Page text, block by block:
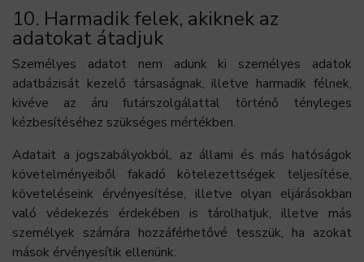
10. Harmadik felek, akiknek az
adatokat átadjuk
Személyes adatot nem adunk ki személyes adatok
adatbázisát kezelő társaságnak, illetve harmadik félnek,
kivéve az áru futárszolgálattal történő tényleges
kézbesítéséhez szükséges mértékben.
Adatait a jogszabályokból, az állami és más hatóságok
követelményeiből fakadó kötelezettségek teljesítése,
követeléseink érvényesítése, illetve olyan eljárásokban
való védekezés érdekében is tárolhatjuk, illetve más
személyek számára hozzáférhetővé tesszük, ha azokat
mások érvényesítik ellenünk.